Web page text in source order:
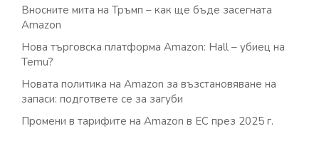
Вносните мита на Тръмп – как ще бъде засегната
Amazon
Нова търговска платформа Amazon: Hall – убиец на
Temu?
Новата политика на Amazon за възстановяване на
запаси: подгответе се за загуби
Промени в тарифите на Amazon в ЕС през 2025 г.